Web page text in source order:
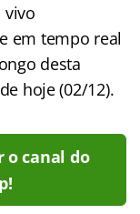
vivo
em tempo real
desta
hoje (02/12).
o canal do